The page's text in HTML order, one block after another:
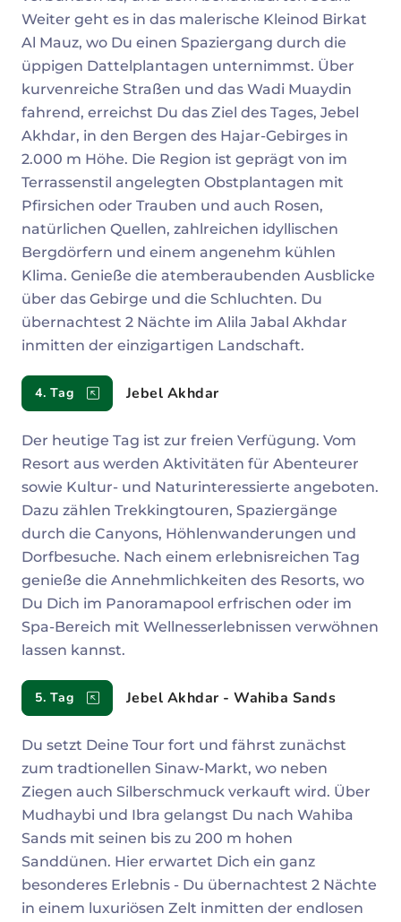
Weiter geht es in das malerische Kleinod Birkat
Al Mauz, wo Du einen Spaziergang durch die
üppigen Dattelplantagen unternimmst. Über
kurvenreiche Straßen und das Wadi Muaydin
fahrend, erreichst Du das Ziel des Tages, Jebel
Akhdar, in den Bergen des Hajar-Gebirges in
2.000 m Höhe. Die Region ist geprägt von im
Terrassenstil angelegten Obstplantagen mit
Pfirsichen oder Trauben und auch Rosen,
natürlichen Quellen, zahlreichen idyllischen
Bergdörfern und einem angenehm kühlen
Klima. Genieße die atemberaubenden Ausblicke
über das Gebirge und die Schluchten. Du
übernachtest 2 Nächte im Alila Jabal Akhdar
inmitten der einzigartigen Landschaft.
4. Tag Jebel Akhdar
Der heutige Tag ist zur freien Verfügung. Vom
Resort aus werden Aktivitäten für Abenteurer
sowie Kultur- und Naturinteressierte angeboten.
Dazu zählen Trekkingtouren, Spaziergänge
durch die Canyons, Höhlenwanderungen und
Dorfbesuche. Nach einem erlebnisreichen Tag
genieße die Annehmlichkeiten des Resorts, wo
Du Dich im Panoramapool erfrischen oder im
Spa-Bereich mit Wellnesserlebnissen verwöhnen
lassen kannst.
5. Tag Jebel Akhdar - Wahiba Sands
Du setzt Deine Tour fort und fährst zunächst
zum tradtionellen Sinaw-Markt, wo neben
Ziegen auch Silberschmuck verkauft wird. Über
Mudhaybi und Ibra gelangst Du nach Wahiba
Sands mit seinen bis zu 200 m hohen
Sanddünen. Hier erwartet Dich ein ganz
besonderes Erlebnis - Du übernachtest 2 Nächte
in einem luxuriösen Zelt inmitten der endlosen